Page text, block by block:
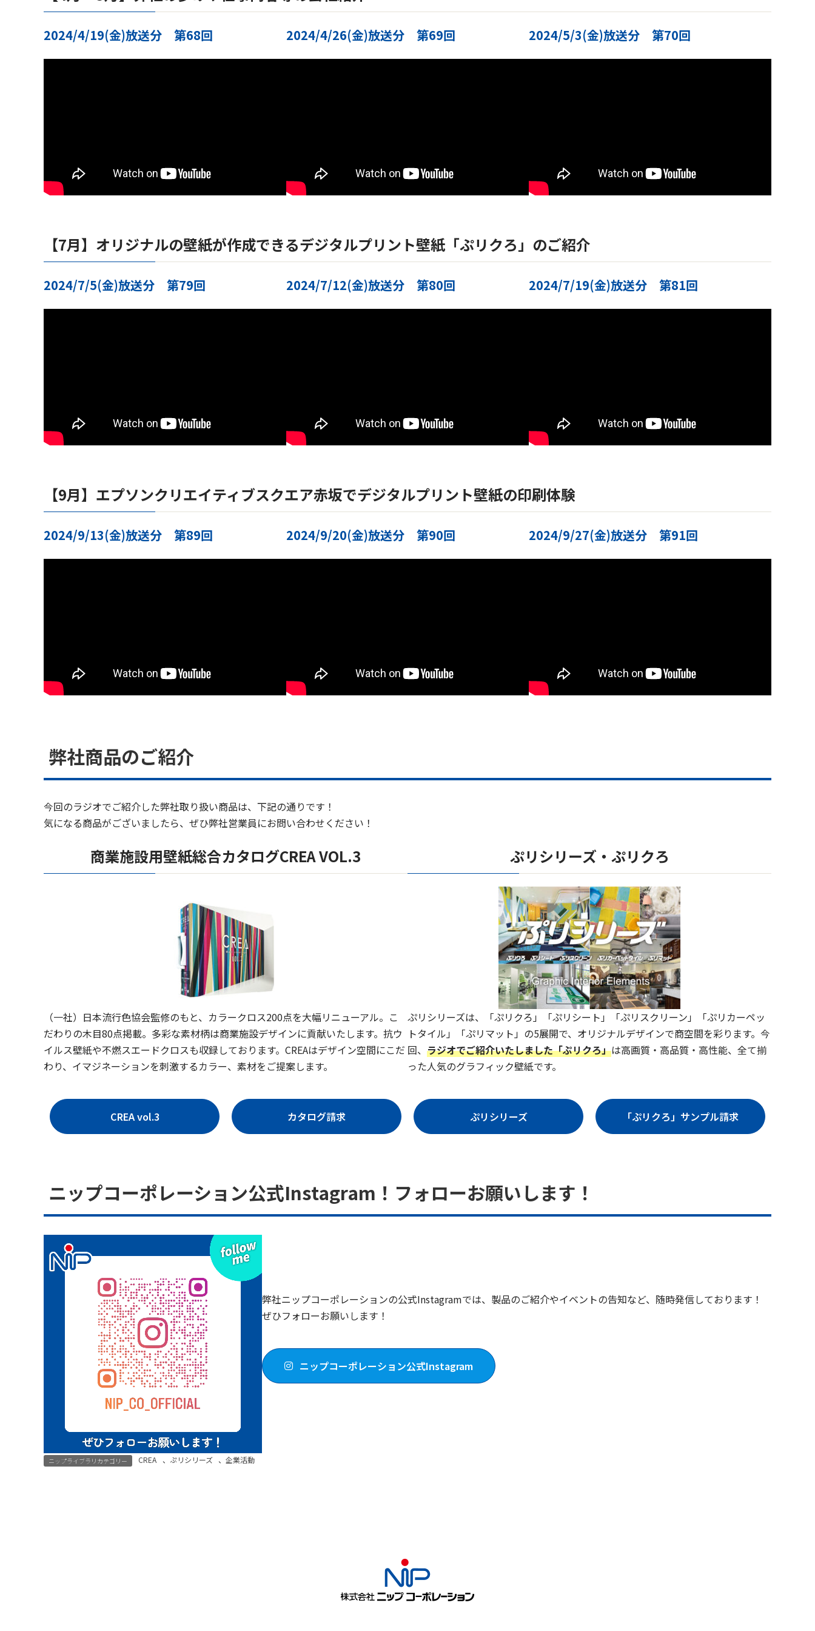
2024/4/19(金)放送分 第68回 2024/4/26(金)放送分 第69回 2024/5/3(金)放送分 第70回
【7月】オリジナルの壁紙が作成できるデジタルプリント壁紙「ぷリクろ」のご紹介
2024/7/5(金)放送分 第79回 2024/7/12(金)放送分 第80回 2024/7/19(金)放送分 第81回
【9月】エプソンクリエイティブスクエア赤坂でデジタルプリント壁紙の印刷体験
2024/9/13(金)放送分 第89回 2024/9/20(金)放送分 第90回 2024/9/27(金)放送分 第91回
弊社商品のご紹介
今回のラジオでご紹介した弊社取り扱い商品は、下記の通りです！
気になる商品がございましたら、ぜひ弊社営業員にお問い合わせください！
商業施設用壁紙総合カタログCREA VOL.3
（一社）日本流行色協会監修のもと、カラークロス200点を大幅リニューアル。こ
だわりの木目80点掲載。多彩な素材柄は商業施設デザインに貢献いたします。抗ウ
イルス壁紙や不燃スエードクロスも収録しております。CREAはデザイン空間にこだ
わり、イマジネーションを刺激するカラー、素材をご提案します。
CREA vol.3 カタログ請求
ぷリシリーズ・ぷリクろ
ぷリシリーズは、「ぷリクろ」「ぷリシート」「ぷリスクリーン」「ぷリカーペッ
トタイル」「ぷリマット」の5展開で、オリジナルデザインで商空間を彩ります。今
回、 ラジオでご紹介いたしました「ぷリクろ」は高画質・高品質・高性能、全て揃
った人気のグラフィック壁紙です。
ぷリシリーズ 「ぷリクろ」サンプル請求
ニップコーポレーション公式Instagram！フォローお願いします！
弊社ニップコーポレーションの公式Instagramでは、製品のご紹介やイベントの告知など、随時発信しております！
ぜひフォローお願いします！
ニップコーポレーション公式Instagram
ニップライブラリカテゴリー CREA 、 ぷリシリーズ 、企業活動